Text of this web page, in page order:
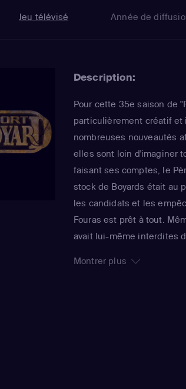
Jeu télévisé Année de
Description:
Pour cette 35e saison de
particulièrement créatif et
nombreuses nouveautés
elles sont loin d'imaginer
faisant ses comptes, le
stock de Boyards était au
les candidats et les
Fouras est prêt à tout.
avait lui-même interdites
surprises aux candidats.
Montrer plus